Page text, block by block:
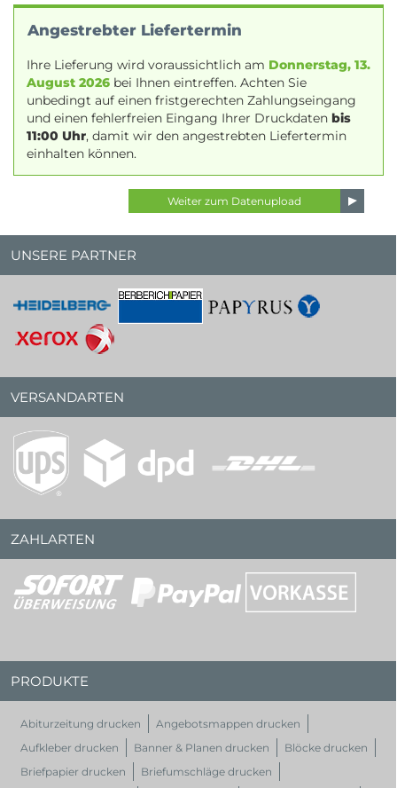
Angestrebter Liefertermin
Ihre Lieferung wird voraussichtlich am Donnerstag, 13.
August 2026 bei Ihnen eintreffen. Achten Sie
unbedingt auf einen fristgerechten Zahlungseingang
und einen fehlerfreien Eingang Ihrer Druckdaten bis
11:00 Uhr, damit wir den angestrebten Liefertermin
einhalten können.
UNSERE PARTNER
VERSANDARTEN
ZAHLARTEN
PRODUKTE
Abiturzeitung drucken
Angebotsmappen drucken
Aufkleber drucken
Banner & Planen drucken
Blöcke drucken
Briefpapier drucken
Briefumschläge drucken